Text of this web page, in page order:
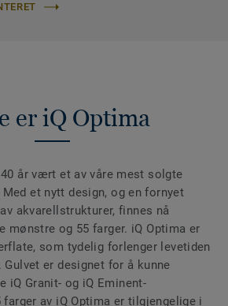
er iQ Optima
år vært et av våre mest solgte
et nytt design, og en fornyet
akvarellstrukturer, finnes nå
mønstre og 55 farger. iQ Optima er
som tydelig forlenger levetiden
er designet for å kunne
iQ Granit- og iQ Eminent-
av iQ Optima er tilgjengelige i